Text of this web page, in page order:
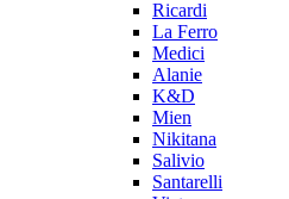
Ricardi
La Ferro
Medici
Alanie
K&D
Mien
Nikitana
Salivio
Santarelli